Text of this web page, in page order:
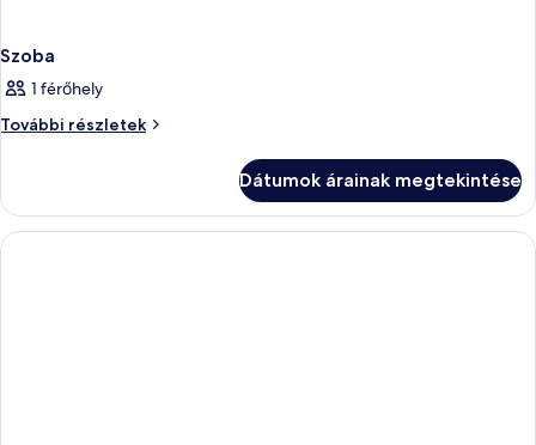
Szoba
1 férőhely
További részletek
Szoba
Dátumok árainak megtekintése